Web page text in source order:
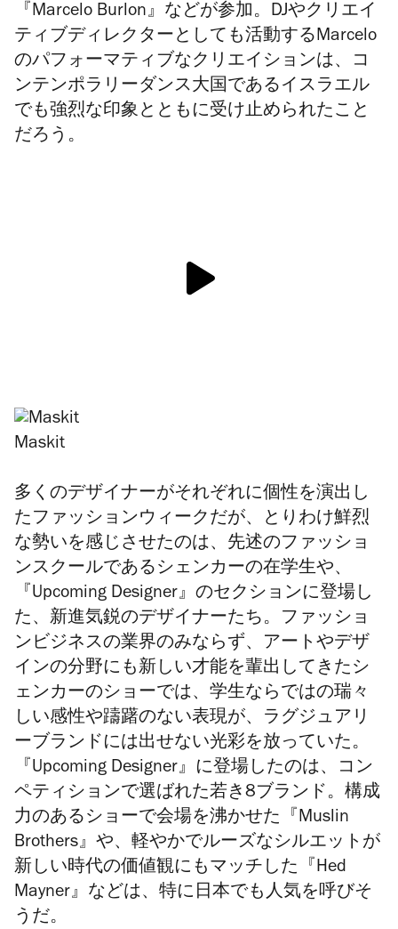
『Marcelo Burlon』などが参加。DJやクリエイ
ティブディレクターとしても活動するMarcelo
のパフォーマティブなクリエイションは、コ
ンテンポラリーダンス大国であるイスラエル
でも強烈な印象とともに受け止められたこと
だろう。
Maskit
多くのデザイナーがそれぞれに個性を演出し
たファッションウィークだが、とりわけ鮮烈
な勢いを感じさせたのは、先述のファッショ
ンスクールであるシェンカーの在学生や、
『Upcoming Designer』のセクションに登場し
た、新進気鋭のデザイナーたち。ファッショ
ンビジネスの業界のみならず、アートやデザ
インの分野にも新しい才能を輩出してきたシ
ェンカーのショーでは、学生ならではの瑞々
しい感性や躊躇のない表現が、ラグジュアリ
ーブランドには出せない光彩を放っていた。
『Upcoming Designer』に登場したのは、コン
ペティションで選ばれた若き8ブランド。構成
力のあるショーで会場を沸かせた『Muslin
Brothers』や、軽やかでルーズなシルエットが
新しい時代の価値観にもマッチした『Hed
Mayner』などは、特に日本でも人気を呼びそ
うだ。